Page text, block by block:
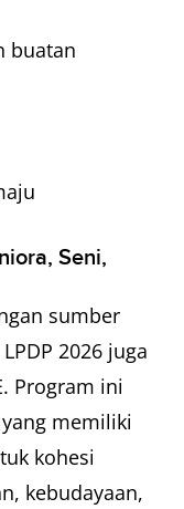
buatan
Seni,
sumber
2026 juga
Program ini
memiliki
kohesi
kebudayaan,